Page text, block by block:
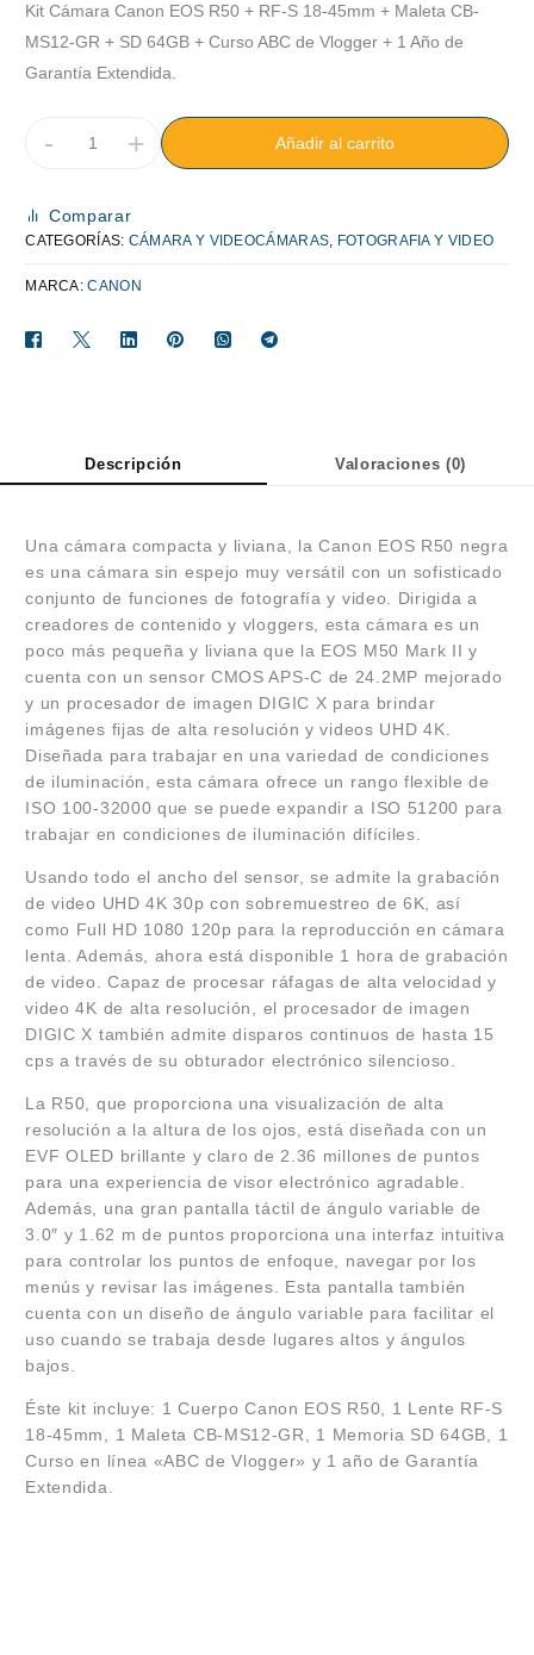
Kit Cámara Canon EOS R50 + RF-S 18-45mm + Maleta CB-
MS12-GR + SD 64GB + Curso ABC de Vlogger + 1 Año de
Garantía Extendida.
+
- Añadir al carrito
Comparar
CATEGORÍAS: CÁMARA Y VIDEOCÁMARAS, FOTOGRAFIA Y VIDEO
MARCA:CANON
Descripción Valoraciones (0)
Una cámara compacta y liviana, la Canon EOS R50 negra
es una cámara sin espejo muy versátil con un sofisticado
conjunto de funciones de fotografía y video. Dirigida a
creadores de contenido y vloggers, esta cámara es un
poco más pequeña y liviana que la EOS M50 Mark II y
cuenta con un sensor CMOS APS-C de 24.2MP mejorado
y un procesador de imagen DIGIC X para brindar
imágenes fijas de alta resolución y videos UHD 4K.
Diseñada para trabajar en una variedad de condiciones
de iluminación, esta cámara ofrece un rango flexible de
ISO 100-32000 que se puede expandir a ISO 51200 para
trabajar en condiciones de iluminación difíciles.
Usando todo el ancho del sensor, se admite la grabación
de video UHD 4K 30p con sobremuestreo de 6K, así
como Full HD 1080 120p para la reproducción en cámara
lenta. Además, ahora está disponible 1 hora de grabación
de video. Capaz de procesar ráfagas de alta velocidad y
video 4K de alta resolución, el procesador de imagen
DIGIC X también admite disparos continuos de hasta 15
cps a través de su obturador electrónico silencioso.
La R50, que proporciona una visualización de alta
resolución a la altura de los ojos, está diseñada con un
EVF OLED brillante y claro de 2.36 millones de puntos
para una experiencia de visor electrónico agradable.
Además, una gran pantalla táctil de ángulo variable de
3.0″ y 1.62 m de puntos proporciona una interfaz intuitiva
para controlar los puntos de enfoque, navegar por los
menús y revisar las imágenes. Esta pantalla también
cuenta con un diseño de ángulo variable para facilitar el
uso cuando se trabaja desde lugares altos y ángulos
bajos.
Éste kit incluye: 1 Cuerpo Canon EOS R50, 1 Lente RF-S
18-45mm, 1 Maleta CB-MS12-GR, 1 Memoria SD 64GB, 1
Curso en línea «ABC de Vlogger» y 1 año de Garantía
Extendida.